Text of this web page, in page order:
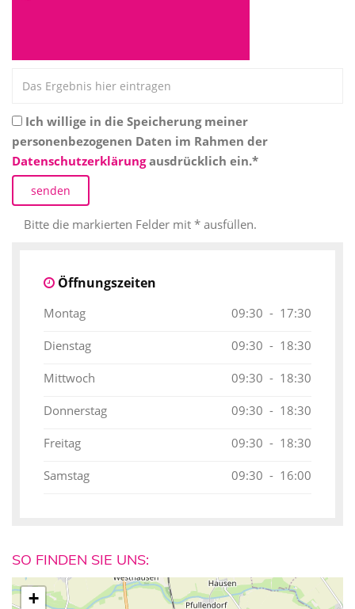
personenbezogenen Daten im Rahmen der
Datenschutzerklärungausdrücklich ein.*
Bitte die markierten Felder mit * ausfüllen.
Öffnungszeiten
Montag 09:30 - 17:30
Dienstag 09:30 - 18:30
Mittwoch 09:30 - 18:30
Donnerstag 09:30 - 18:30
Freitag 09:30 - 18:30
Samstag 09:30 - 16:00
SO FINDEN SIE UNS:
+